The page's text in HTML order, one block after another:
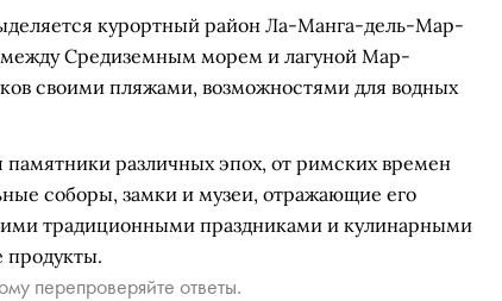
курортный район Ла-Манга-дель-Мар-
Средиземным морем и лагуной Мар-
своими пляжами, возможностями для водных
различных эпох, от римских времен
соборы, замки и музеи, отражающие его
традиционными праздниками и кулинарными
продукты.
перепроверяйте ответы.